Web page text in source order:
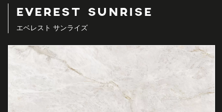
EVEREST SUNRISE
エベレスト サンライズ